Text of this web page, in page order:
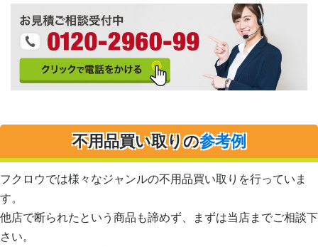
不用品買い取りの参考例
フクロウでは様々なジャンルの不用品買い取りを行っていま
す。
他店で断られたという商品も諦めず、まずは当店までご相談下
さい。